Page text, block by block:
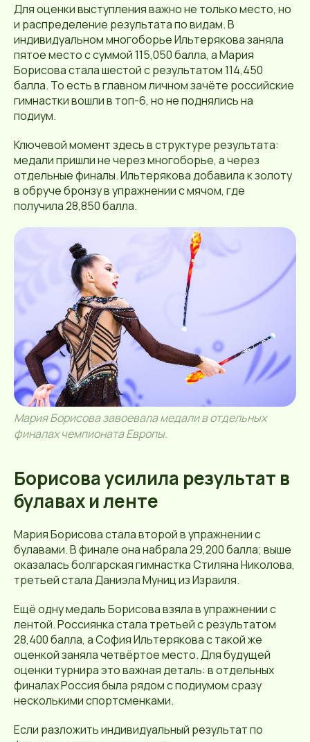
Для оценки выступления важно не только место, но
и распределение результата по видам. В
индивидуальном многоборье Ильтерякова заняла
пятое место с суммой 115,050 балла, а Мария
Борисова стала шестой с результатом 114,450
балла. То есть в главном личном зачёте российские
гимнастки вошли в топ-6, но не поднялись на
подиум.
Ключевой момент здесь в структуре результата:
медали пришли не через многоборье, а через
отдельные финалы. Ильтерякова добавила к золоту
в обруче бронзу в упражнении с мячом, где
получила 28,850 балла.
Мария Борисова завоевала медали в отдельных
финалах чемпионата Европы.
Борисова усилила результат в
булавах и ленте
Мария Борисова стала второй в упражнении с
булавами. В финале она набрала 29,200 балла; выше
оказалась болгарская гимнастка Стиляна Николова,
третьей стала Даниэла Муниц из Израиля.
Ещё одну медаль Борисова взяла в упражнении с
лентой. Россиянка стала третьей с результатом
28,400 балла, а София Ильтерякова с такой же
оценкой заняла четвёртое место. Для будущей
оценки турнира это важная деталь: в отдельных
финалах Россия была рядом с подиумом сразу
несколькими спортсменками.
Если разложить индивидуальный результат по